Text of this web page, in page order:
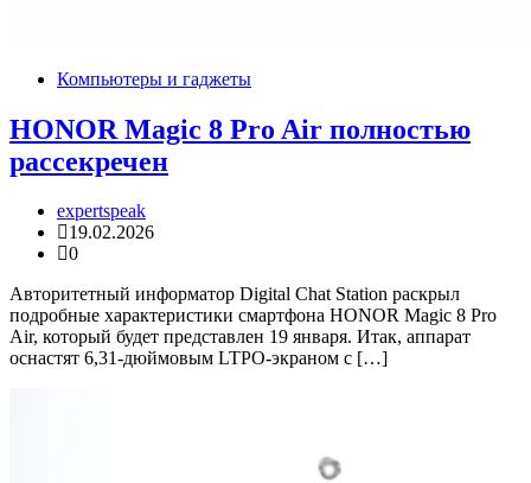
Компьютеры и гаджеты
HONOR Magic 8 Pro Air полностью
рассекречен
expertspeak
19.02.2026
0
Авторитетный информатор Digital Chat Station раскрыл
подробные характеристики смартфона HONOR Magic 8 Pro
Air, который будет представлен 19 января. Итак, аппарат
оснастят 6,31-дюймовым LTPO-экраном с […]